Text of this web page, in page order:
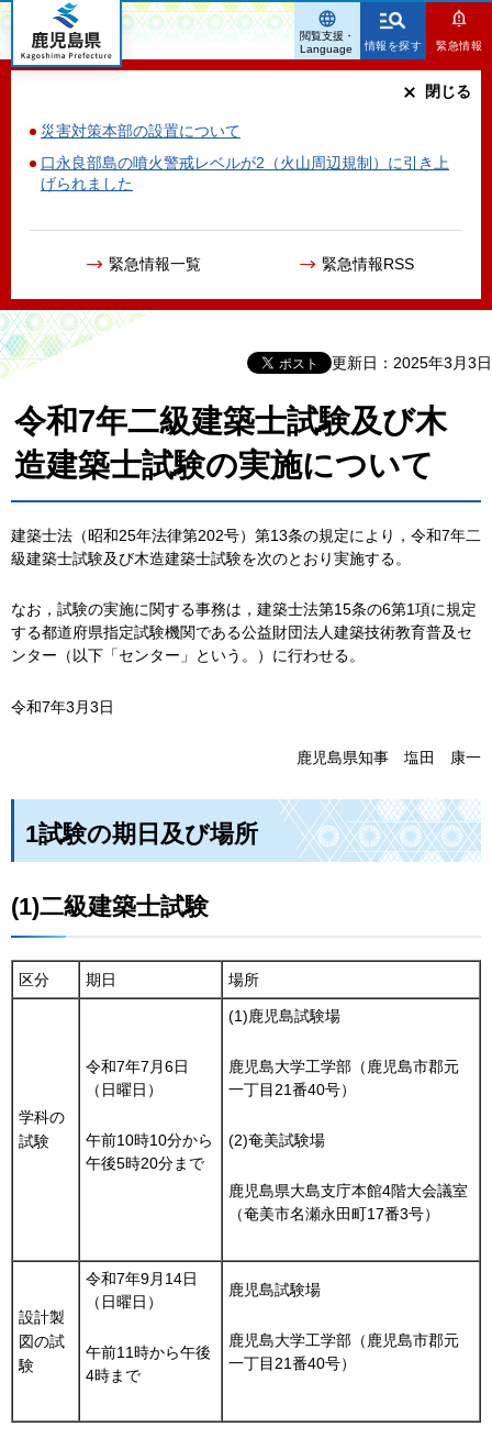
鹿児島県
情報を探す 緊急情報
災害対策本部の設置について
口永良部島の噴火警戒レベルが2（火山周辺規制）に引き上
げられました
緊急情報一覧 緊急情報RSS
閉じる
閲覧支援・
Language
更新日：2025年3月3日
令和7年二級建築士試験及び木
造建築士試験の実施について
建築士法（昭和25年法律第202号）第13条の規定により，令和7年二
級建築士試験及び木造建築士試験を次のとおり実施する。
なお，試験の実施に関する事務は，建築士法第15条の6第1項に規定
する都道府県指定試験機関である公益財団法人建築技術教育普及セ
ンター（以下「センター」という。）に行わせる。
令和7年3月3日
鹿児島県知事 塩田 康一
1試験の期日及び場所
(1)二級建築士試験
区分 期日 場所
学科の
試験
令和7年7月6日
（日曜日）
午前10時10分から
午後5時20分まで
(1)鹿児島試験場
鹿児島大学工学部（鹿児島市郡元
一丁目21番40号）
(2)奄美試験場
鹿児島県大島支庁本館4階大会議室
（奄美市名瀬永田町17番3号）
設計製
図の試
験
令和7年9月14日
（日曜日）
午前11時から午後
4時まで
鹿児島試験場
鹿児島大学工学部（鹿児島市郡元
一丁目21番40号）